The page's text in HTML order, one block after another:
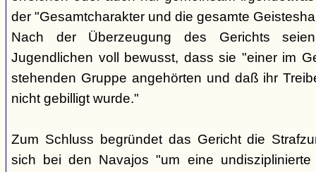
der "Gesamtcharakter und die gesamte
Nach der Überzeugung des Gerichts
Jugendlichen voll bewusst, dass sie "einer im
stehenden Gruppe angehörten und daß ihr
nicht gebilligt wurde."
Zum Schluss begründet das Gericht die
sich bei den Navajos "um eine